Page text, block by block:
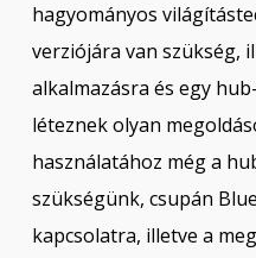
hagyományos
verziójára van szükség,
alkalmazásra és egy
léteznek olyan
használatához még a
szükségünk, csupán
kapcsolatra, illetve a